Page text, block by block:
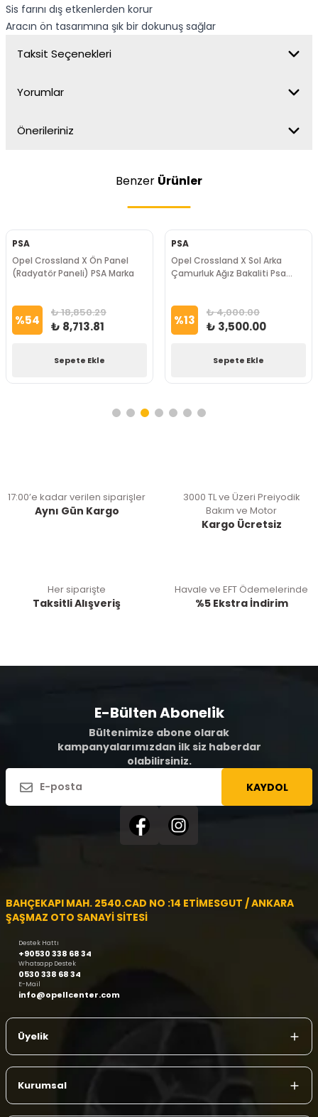
Sis farını dış etkenlerden korur
Aracın ön tasarımına şık bir dokunuş sağlar
Taksit Seçenekleri
Yorumlar
Önerileriniz
Benzer Ürünler
PSA
Opel Crossland X Ön Panel
(Radyatör Paneli) PSA Marka
%54 ₺ 18,850.29
₺ 8,713.81
Sepete Ekle
PSA
Opel Crossland X Sol Arka
Çamurluk Ağız Bakaliti Psa
%13 ₺ 4,000.00
₺ 3,500.00
Sepete Ekle
17:00’e kadar verilen siparişler
Aynı Gün Kargo
3000 TL ve Üzeri Preiyodik
Bakım ve Motor
Kargo Ücretsiz
Her siparişte
Taksitli Alışveriş
Havale ve EFT Ödemelerinde
%5 Ekstra İndirim
E-Bülten Abonelik
Bültenimize abone olarak
kampanyalarımızdan ilk siz haberdar
olabilirsiniz.
KAYDOL
BAHÇEKAPI MAH. 2540.CAD NO :14 ETİMESGUT / ANKARA
ŞAŞMAZ OTO SANAYİ SİTESİ
Destek Hattı
+90530 338 68 34
Whatsapp Destek
0530 338 68 34
E-Mail
info@opellcenter.com
Üyelik
Kurumsal